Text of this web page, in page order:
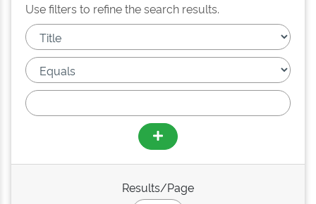
Use filters to refine the search results.
Results/Page